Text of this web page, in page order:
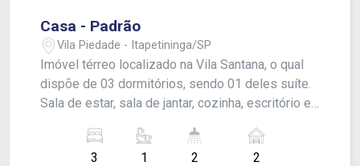
Casa - Padrão
Vila Piedade - Itapetininga/SP
Imóvel térreo localizado na Vila Santana, o qual
dispõe de 03 dormitórios, sendo 01 deles suíte.
Sala de estar, sala de jantar, cozinha, escritório e
lavanderia e quintal, além de garagem para 02
3 1 2 2